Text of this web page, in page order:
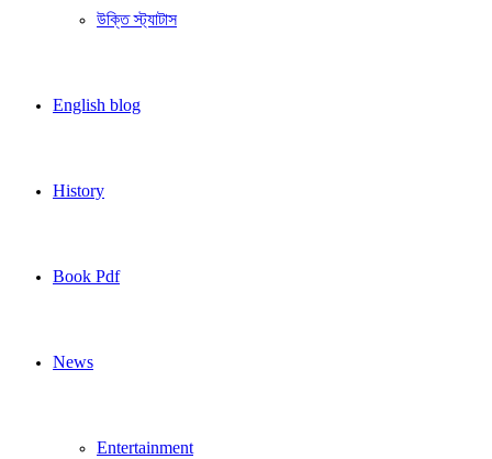
উক্তি স্ট্যাটাস
English blog
History
Book Pdf
News
Entertainment